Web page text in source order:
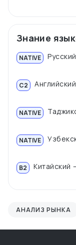
Знание
NATIVE
C2
NATIVE
NATIVE
B2 Китайский
АНАЛИЗ РЫНКА